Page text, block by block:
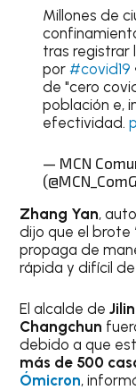
Millones de
tras registrar
por #covid19
de "cero
población e,
efectividad.
— MCN
Zhang Yan,
dijo que el brote
propaga de
rápida y difícil
El alcalde de
Changchun
debido a que
más de 500
Ómicron,